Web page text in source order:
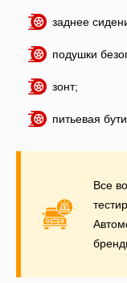
заднее
подушки
зонт;
питьевая
Все